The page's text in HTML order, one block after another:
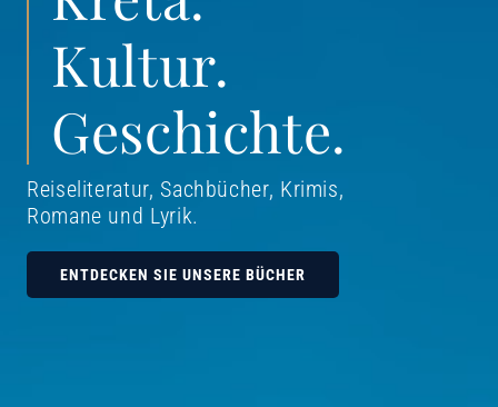
Kultur.
Geschichte.
Reiseliteratur, Sachbücher, Krimis,
Romane und Lyrik.
ENTDECKEN SIE UNSERE BÜCHER